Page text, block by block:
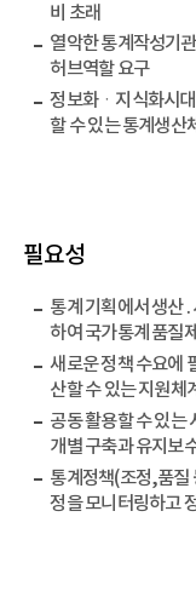
비 초래
열악한 통계작성기
허브역할 요구
정보화ㆍ지식화시
할 수 있는 통계생산
필요성
통계 기획에서 생산
하여 국가통계 품질
새로운 정책 수요에
산할 수 있는 지원체
공동 활용할 수 있는
개별 구축과 유지보
통계정책(조정,품질
정을 모니터링하고